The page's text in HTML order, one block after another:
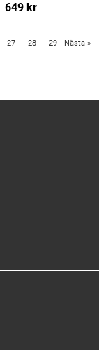
649 kr
27 28 29 Nästa »